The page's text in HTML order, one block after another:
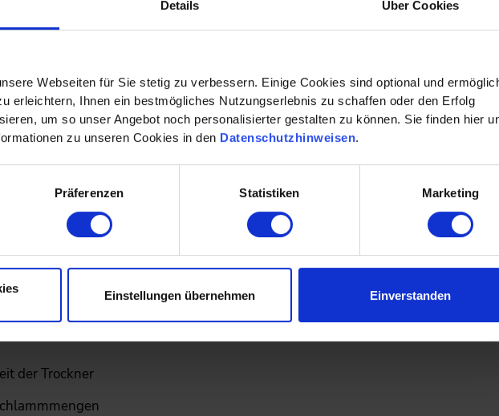
Details Über Cookies
Webseiten für Sie stetig zu verbessern. Einige Cookies sind optional und
erleichtern, Ihnen ein bestmögliches Nutzungserlebnis zu schaffen oder den Erfolg
um so unser Angebot noch personalisierter gestalten zu können. Sie finden hier
zu unseren Cookies in den Datenschutzhinweisen.
Präferenzen Statistiken Marketing
Einstellungen übernehmen Einverstanden
sowie Unterschied Frischschlamm und Lagerschlamm
der Trocknung
Wirbelschichttrockner, Paddeltrockner)
der Trockner